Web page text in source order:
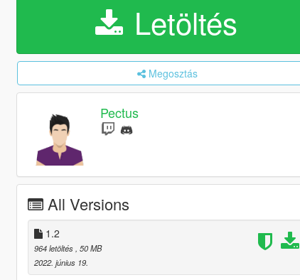
Letöltés
Megosztás
Pectus
All Versions
1.2
964 letöltés , 50 MB
2022. június 19.